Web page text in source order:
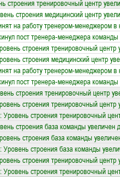
строения тренировочный центр
строения медицинский центр
на работу тренером-менеджером
пост тренера-менеджера команды
строения тренировочный центр
строения медицинский центр
на работу тренером-менеджером
пост тренера-менеджера команды
строения тренировочный центр
строения тренировочный центр
: Уровень строения тренировочный
строения база команды увеличен
строения база команды
: Уровень строения база команды
строения тренировочный центр
: Уровень строения тренировочный